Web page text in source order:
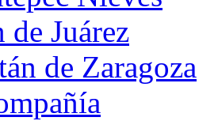
Juárez
de Zaragoza